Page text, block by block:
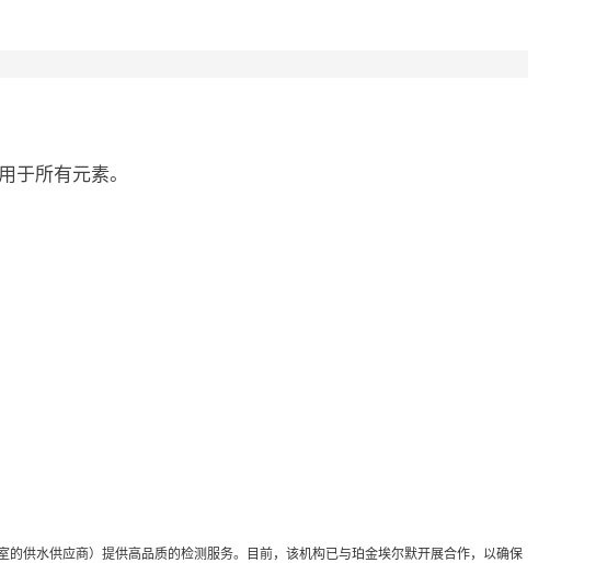
于所有元素。
供水供应商）提供高品质的检测服务。目前，该机构已与珀金埃尔默开展合作，以确保